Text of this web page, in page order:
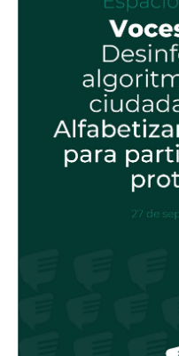
Alfabetizar